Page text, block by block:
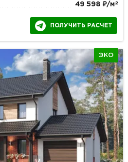
49 598 ₽/м 2
ПОЛУЧИТЬ РАСЧЕТ
ЭКО